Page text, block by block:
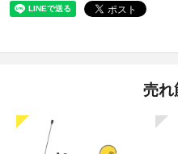
売れ